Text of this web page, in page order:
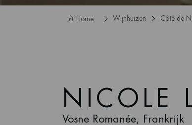
Home Wijnhuizen Côte de
NICOLE
Vosne Romanée, Frankrijk